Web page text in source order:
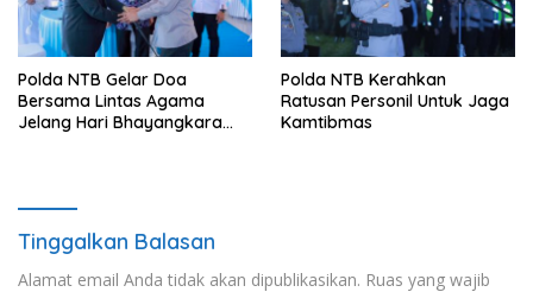
Polda NTB Gelar Doa
Bersama Lintas Agama
Jelang Hari Bhayangkara
Polda NTB Kerahkan
Ratusan Personil Untuk Jaga
Kamtibmas
Tinggalkan Balasan
Alamat email Anda tidak akan dipublikasikan. Ruas yang wajib